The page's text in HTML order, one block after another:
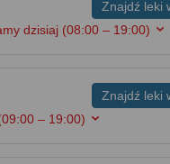
Znajdź leki
dzisiaj (08:00 – 19:00)
Znajdź leki
– 19:00)